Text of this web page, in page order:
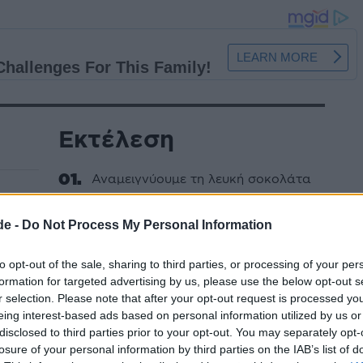
- Do Not Process My Personal Information
opt-out of the sale, sharing to third parties, or processing of your
for targeted advertising by us, please use the below opt-out
selection. Please note that after your opt-out request is processed
interest-based ads based on personal information utilized by us
to third parties prior to your opt-out. You may separately
of your personal information by third parties on the IAB’s list of
Εκτέλεση
Αναμειγνύουμε τη λευκή σοκολάτα
με το λάδι, αλείφουμε το μείγμα στη
λαδωμένη βάση ορθογωνίου ταψιού
19x29 εκ., πασπαλίζουμε με
αμύγδαλα και βάζουμε το ταψί στο
ψυγείο μέχρι να σφίξει το μείγμα.
Ανακατεύουμε την κουβερτούρα, το
γάλα και το βούτυρο σε μέτρια
κατσαρόλα και βάζουμε το μείγμα